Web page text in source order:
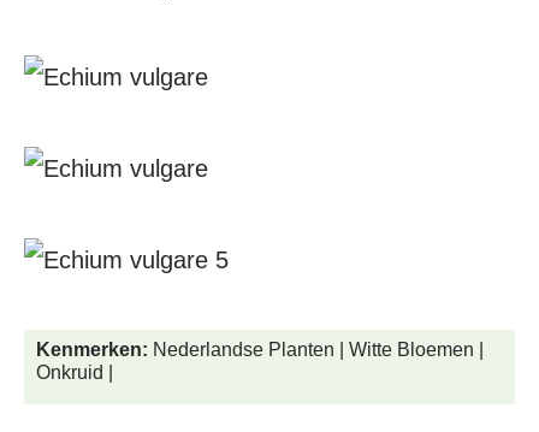
Kenmerken: Nederlandse Planten | Witte Bloemen |
Onkruid |